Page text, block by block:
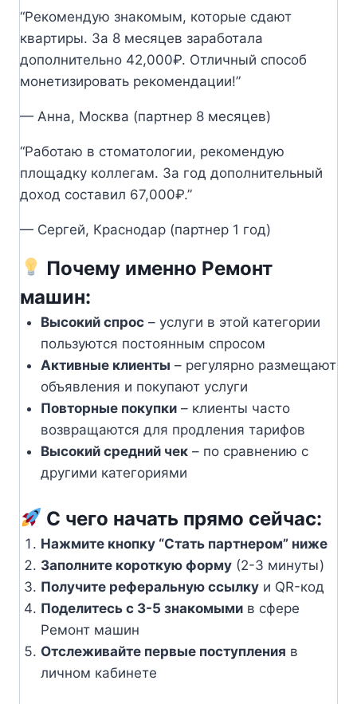
“Рекомендую знакомым, которые сдают
квартиры. За 8 месяцев заработала
дополнительно 42,000₽. Отличный способ
монетизировать рекомендации!”
— Анна, Москва (партнер 8 месяцев)
“Работаю в стоматологии, рекомендую
площадку коллегам. За год дополнительный
доход составил 67,000₽.”
— Сергей, Краснодар (партнер 1 год)
Почему именно Ремонт
машин:
Высокий спрос– услуги в этой категории
пользуются постоянным спросом
Активные клиенты – регулярно размещают
объявления и покупают услуги
Повторные покупки– клиенты часто
возвращаются для продления тарифов
Высокий средний чек– по сравнению с
другими категориями
С чего начать прямо сейчас:
Нажмите кнопку “Стать партнером” ниже
Заполните короткую форму(2-3 минуты)
Получите реферальную ссылкуи QR-код
Поделитесь с 3-5 знакомымив сфере
Ремонт машин
Отслеживайте первые поступления в
личном кабинете